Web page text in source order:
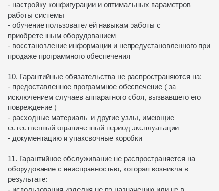
- настройку конфигурации и оптимальных параметров
работы системы
- обучение пользователей навыкам работы с
приобретенным оборудованием
- восстановление информации и непредустановленного при
продаже программного обеспечения
10. Гарантийные обязательства не распространяются на:
- предоставленное программное обеспечение ( за
исключением случаев аппаратного сбоя, вызвавшего его
повреждение )
- расходные материалы и другие узлы, имеющие
естественный ограниченный период эксплуатации
- документацию и упаковочные коробки
11. Гарантийное обслуживание не распространяется на
оборудование с неисправностью, которая возникла в
результате:
- использования изделия не по назначению или не в